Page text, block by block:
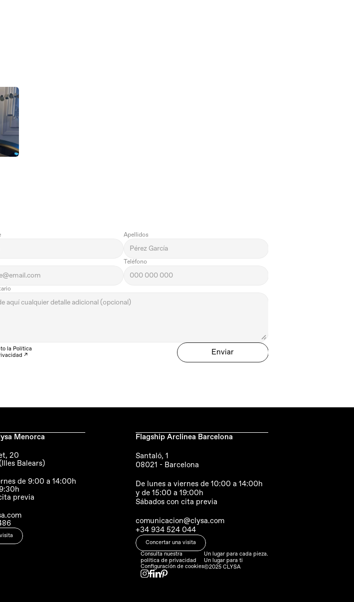
Apellidos
Teléfono
la Política
↗ Enviar
Menorca
20
Balears)
de 9:00 a 14:00h
previa
Flagship Arclinea Barcelona
Santaló, 1
08021 - Barcelona
De lunes a viernes de 10:00 a 14:00h
y de 15:00 a 19:00h
Sábados con cita previa
comunicacion@clysa.com
+34 934 524 044
Concertar una visita
Consulta nuestra
política de privacidad
Configuración de cookies
Un lugar para cada pieza.
Un lugar para ti
©2025 CLYSA